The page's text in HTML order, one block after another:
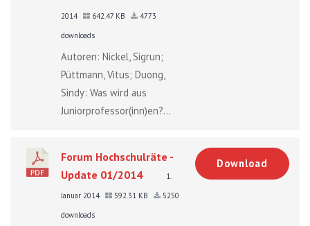
2014
642.47 KB
4773
downloads
Autoren: Nickel, Sigrun;
Püttmann, Vitus; Duong,
Sindy: Was wird aus
Juniorprofessor(inn)en?...
Forum Hochschulräte -
Update 01/2014
1.
Januar 2014
592.31 KB
5250
downloads
Download